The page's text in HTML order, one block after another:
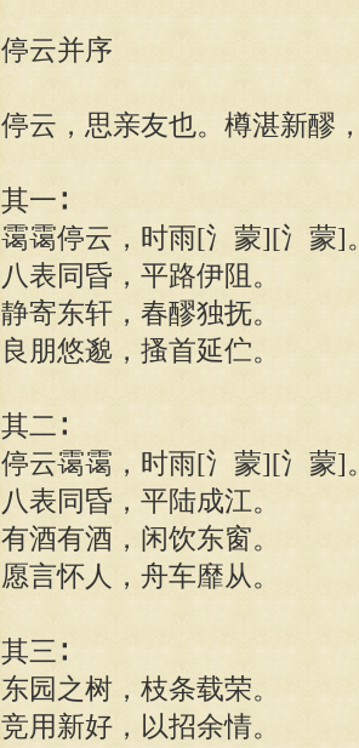
停云并序
停云，思亲友也。樽湛新醪
其一∶
霭霭停云，时雨[氵蒙][氵蒙]
八表同昏，平路伊阻。
静寄东轩，春醪独抚。
良朋悠邈，搔首延伫。
其二∶
停云霭霭，时雨[氵蒙][氵蒙]
八表同昏，平陆成江。
有酒有酒，闲饮东窗。
愿言怀人，舟车靡从。
其三∶
东园之树，枝条载荣。
竞用新好，以招余情。